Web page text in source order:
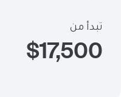
تبدأ من
$17,500